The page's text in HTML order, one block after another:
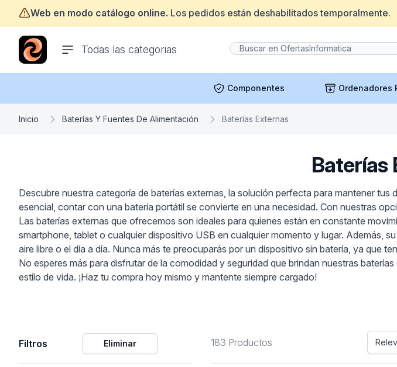
Web en modo catálogo online. Los pedidos están deshabilitados temporalmente.
Todas las categorias
ofertasinformatica.com
Componentes Ordenadores
Inicio Baterías Y Fuentes De Alimentación Baterías Externas
Baterías
Descubre nuestra categoría de baterías externas, la solución perfecta para mantener
esencial, contar con una batería portátil se convierte en una necesidad. Con nuestras
Las baterías externas que ofrecemos son ideales para quienes están en constante
smartphone, tablet o cualquier dispositivo USB en cualquier momento y lugar. Además,
aire libre o el día a día. Nunca más te preocuparás por un dispositivo sin batería, ya que
No esperes más para disfrutar de la comodidad y seguridad que brindan nuestras
estilo de vida. ¡Haz tu compra hoy mismo y mantente siempre cargado!
Filtros Eliminar 183 Productos